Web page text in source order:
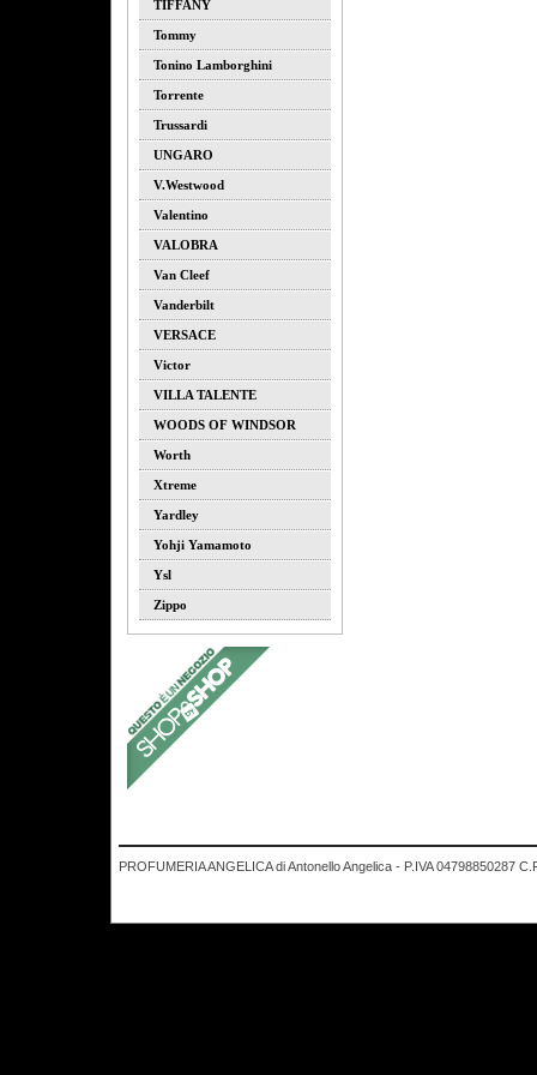
TIFFANY
Tommy
Tonino Lamborghini
Torrente
Trussardi
UNGARO
V.westwood
Valentino
VALOBRA
Van Cleef
Vanderbilt
VERSACE
Victor
VILLA TALENTE
WOODS OF WINDSOR
Worth
Xtreme
Yardley
Yohji Yamamoto
Ysl
Zippo
PROFUMERIA ANGELICA di Antonello Angelica - P.IVA 04798850287